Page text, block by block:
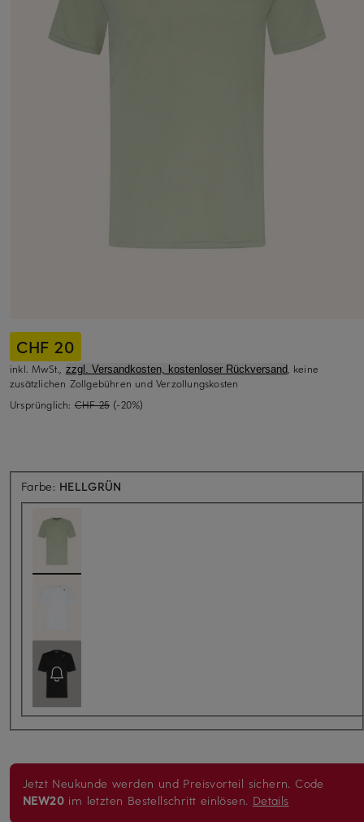
CHF 20
inkl. MwSt., zzgl. Versandkosten, kostenloser Rückversand, keine
zusätzlichen Zollgebühren und Verzollungskosten
Ursprünglich: CHF 25 (-20%)
Farbe: HELLGRÜN
Jetzt Neukunde werden und Preisvorteil sichern. Code
NEW20 im letzten Bestellschritt einlösen. Details